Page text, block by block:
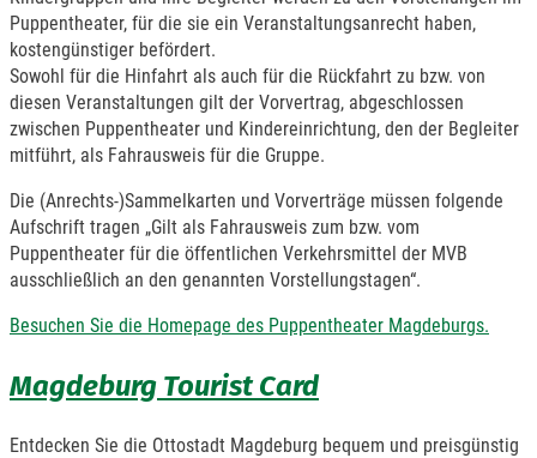
Puppentheater, für die sie ein Veranstaltungsanrecht haben,
kostengünstiger befördert.
Sowohl für die Hinfahrt als auch für die Rückfahrt zu bzw. von
diesen Veranstaltungen gilt der Vorvertrag, abgeschlossen
zwischen Puppentheater und Kindereinrichtung, den der Begleiter
mitführt, als Fahrausweis für die Gruppe.
Die (Anrechts-)Sammelkarten und Vorverträge müssen folgende
Aufschrift tragen „Gilt als Fahrausweis zum bzw. vom
Puppentheater für die öffentlichen Verkehrsmittel der MVB
ausschließlich an den genannten Vorstellungstagen“.
Besuchen Sie die Homepage des Puppentheater Magdeburgs.
Magdeburg Tourist Card
Entdecken Sie die Ottostadt Magdeburg bequem und preisgünstig